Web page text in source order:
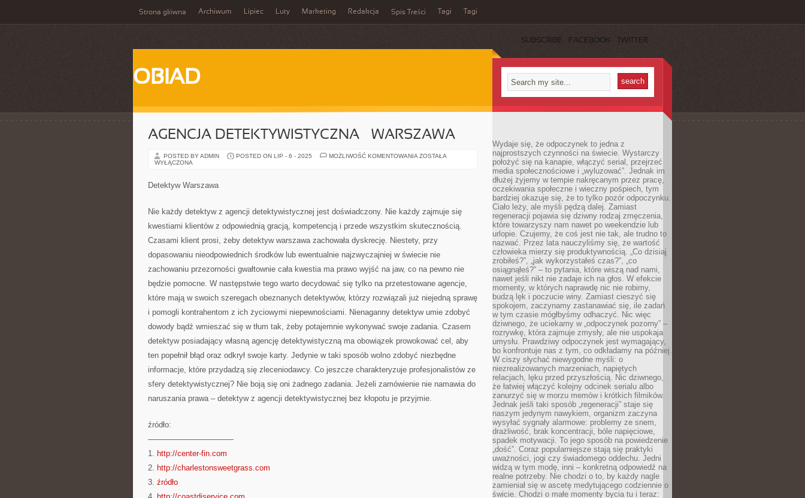
Strona główna Archiwum Lipiec Luty Marketing Redakcja Spis Treści Tagi Tagi
SUBSCRIBE FACEBOOK TWITTER
OBIAD
AGENCJA DETEKTYWISTYCZNA – WARSZAWA
POSTED BY ADMIN POSTED ON LIP - 6 - 2025 MOŻLIWOŚĆ KOMENTOWANIA AGENCJA
ZOSTAŁA
WYŁĄCZONA
Detektyw Warszawa
Nie każdy detektyw z agencji detektywistycznej jest doświadczony. Nie każdy zajmuje się
kwestiami klientów z odpowiednią gracją, kompetencją i przede wszystkim skutecznością.
Czasami klient prosi, żeby detektyw warszawa zachowała dyskrecję. Niestety, przy
dopasowaniu nieodpowiednich środków lub ewentualnie najzwyczajniej w świecie nie
zachowaniu przezorności gwałtownie cała kwestia ma prawo wyjść na jaw, co na pewno nie
będzie pomocne. W następstwie tego warto decydować się tylko na przetestowane agencje,
które mają w swoich szeregach obeznanych detektywów, którzy rozwiązali już niejedną sprawę
i pomogli kontrahentom z ich życiowymi niepewnościami. Nienaganny detektyw umie zdobyć
dowody bądź wmieszać się w tłum tak, żeby potajemnie wykonywać swoje zadania. Czasem
detektyw posiadający własną agencję detektywistyczną ma obowiązek prowokować cel, aby
ten popełnił błąd oraz odkrył swoje karty. Jedynie w taki sposób wolno zdobyć niezbędne
informacje, które przydadzą się zleceniodawcy. Co jeszcze charakteryzuje profesjonalistów ze
sfery detektywistycznej? Nie boją się oni żadnego zadania. Jeżeli zamówienie nie namawia do
naruszania prawa – detektyw z agencji detektywistycznej bez kłopotu je przyjmie.
źródło:
———————————
1. http://center-fin.com
2. http://charlestonsweetgrass.com
3. źródło
Wydaje się, że odpoczynek to jedna z
najprostszych czynności na świecie. Wystarczy
położyć się na kanapie, włączyć serial, przejrzeć
media społecznościowe i „wyluzować”. Jednak im
dłużej żyjemy w tempie nakręcanym przez pracę,
oczekiwania społeczne i wieczny pośpiech, tym
bardziej okazuje się, że to tylko pozór odpoczynku.
Ciało leży, ale myśli pędzą dalej. Zamiast
regeneracji pojawia się dziwny rodzaj zmęczenia,
które towarzyszy nam nawet po weekendzie lub
urlopie. Czujemy, że coś jest nie tak, ale trudno to
nazwać. Przez lata nauczyliśmy się, że wartość
człowieka mierzy się produktywnością. „Co dzisiaj
zrobiłeś?”, „jak wykorzystałeś czas?”, „co
osiągnąłeś?” – to pytania, które wiszą nad nami,
nawet jeśli nikt nie zadaje ich na głos. W efekcie
momenty, w których naprawdę nic nie robimy,
budzą lęk i poczucie winy. Zamiast cieszyć się
spokojem, zaczynamy zastanawiać się, ile zadań
w tym czasie mógłbyśmy odhaczyć. Nic więc
dziwnego, że uciekamy w „odpoczynek pozorny” –
rozrywkę, która zajmuje zmysły, ale nie uspokaja
umysłu. Prawdziwy odpoczynek jest wymagający,
bo konfrontuje nas z tym, co odkładamy na później.
W ciszy słychać niewygodne myśli: o
niezrealizowanych marzeniach, napiętych
relacjach, lęku przed przyszłością. Nic dziwnego,
że łatwiej włączyć kolejny odcinek serialu albo
zanurzyć się w morzu memów i krótkich filmików.
Jednak jeśli taki sposób „regeneracji” staje się
naszym jedynym nawykiem, organizm zaczyna
wysyłać sygnały alarmowe: problemy ze snem,
drażliwość, brak koncentracji, bóle napięciowe,
spadek motywacji. To jego sposób na powiedzenie
„dość”. Coraz popularniejsze stają się praktyki
uważności, jogi czy świadomego oddechu. Jedni
widzą w tym modę, inni – konkretną odpowiedź na
realne potrzeby. Nie chodzi o to, by każdy nagle
zamieniał się w ascetę medytującego codziennie o
świcie. Chodzi o małe momenty bycia tu i teraz: